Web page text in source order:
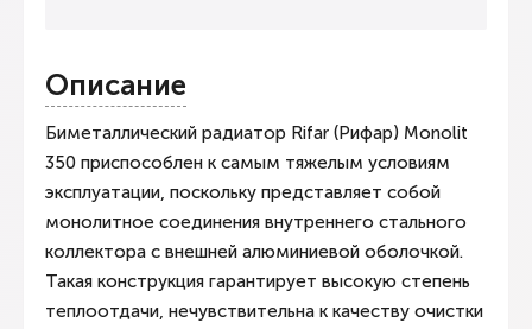
Описание
Биметаллический радиатор Rifar (Рифар) Monolit
350 приспособлен к самым тяжелым условиям
эксплуатации, поскольку представляет собой
монолитное соединения внутреннего стального
коллектора с внешней алюминиевой оболочкой.
Такая конструкция гарантирует высокую степень
теплоотдачи, нечувствительна к качеству очистки